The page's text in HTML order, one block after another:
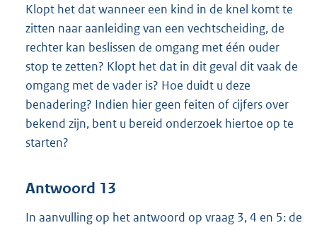
Klopt het dat wanneer een kind in de knel komt te
zitten naar aanleiding van een vechtscheiding, de
rechter kan beslissen de omgang met één ouder
stop te zetten? Klopt het dat in dit geval dit vaak de
omgang met de vader is? Hoe duidt u deze
benadering? Indien hier geen feiten of cijfers over
bekend zijn, bent u bereid onderzoek hiertoe op te
starten?
Antwoord 13
In aanvulling op het antwoord op vraag 3, 4 en 5: de